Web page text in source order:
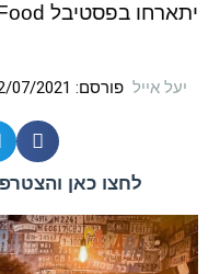
יתארחו בפסטיבל Good Food, מרינה הרצליה
יעל אייל פורסם: 07/2021
לחצו כאן